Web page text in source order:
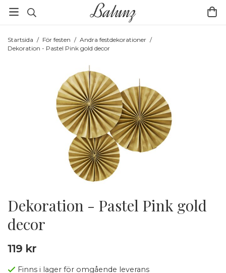
Startsida / För festen / Andra festdekorationer /
Dekoration - Pastel Pink gold decor
Dekoration - Pastel Pink gold
decor
119 kr
Finns i lager för omgående leverans